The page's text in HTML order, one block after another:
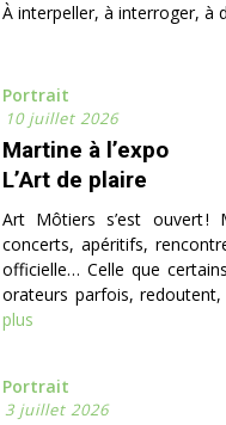
À interpeller, à interroger, à
Portrait
10 juillet 2026
Martine à l’expo
L’Art de plaire
Art Môtiers s’est ouvert
concerts, apéritifs,
officielle… Celle que
orateurs parfois,
plus
Portrait
3 juillet 2026